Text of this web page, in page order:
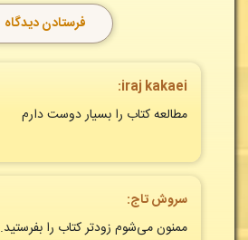
iraj kakaei:
مطالعه کتاب را بسیار دوست دارم
سروش تاج:
ممنون می‌شوم زودتر کتاب را بفرستید.